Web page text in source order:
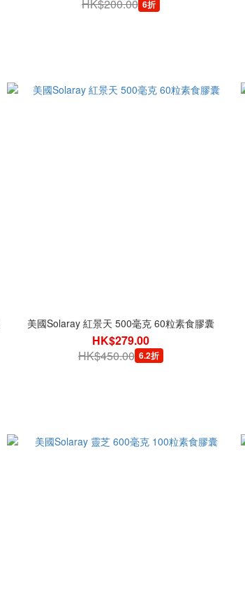
HK$200.00 6折
美國Solaray 紅景天 500毫克 60粒素食膠囊
HK$279.00
HK$450.00 6.2折